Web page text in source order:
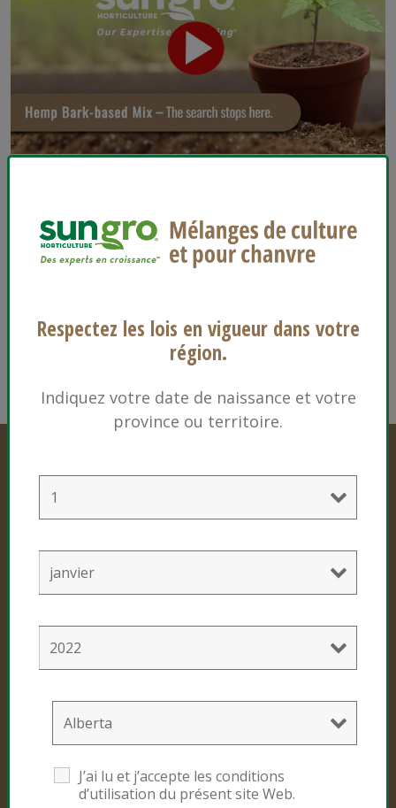
Vidéothèque
Vidéos de détail
Mélange à base d’écorce pour chanvre
Produits professionnels
Mélanges de culture
Produits grand public
Black Gold
Respectez les lois en vigueur dans votre
région.
Indiquez votre date de naissance et votre
province ou territoire.
J’ai lu et j’accepte les conditions
d’utilisation du présent site Web.